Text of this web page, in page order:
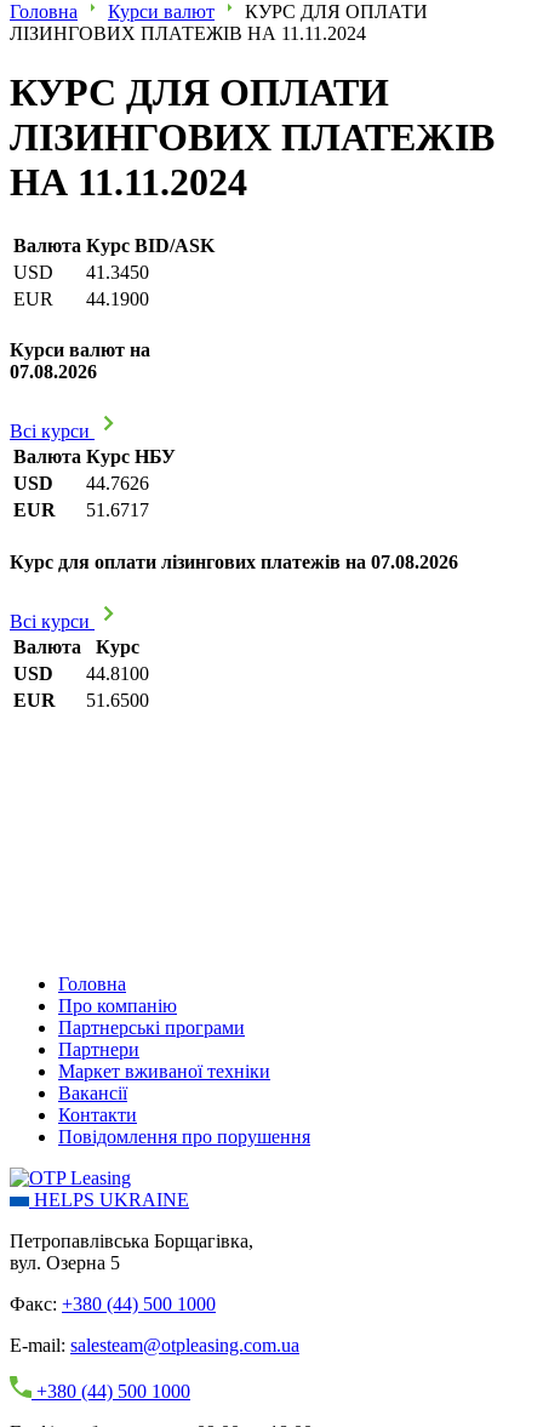
Головна Курси валют
КУРС ДЛЯ ОПЛАТИ
ЛІЗИНГОВИХ ПЛАТЕЖІВ НА 11.11.2024
КУРС ДЛЯ ОПЛАТИ
ЛІЗИНГОВИХ ПЛАТЕЖІВ
НА 11.11.2024
Валюта Курс BID/ASK
USD
41.3450
EUR
44.1900
Курси валют на
07.08.2026
Всі курси
Валюта Курс НБУ
USD
44.7626
EUR
51.6717
Курс для оплати лізингових платежів на 07.08.2026
Всі курси
Валюта
Курс
USD
44.8100
EUR
51.6500
Головна
Про компанію
Партнерські програми
Партнери
Маркет вживаної техніки
Вакансії
Контакти
Повідомлення про порушення
HELPS UKRAINE
Петропавлівська Борщагівка,
вул. Озерна 5
Факс: +380 (44) 500 1000
E-mail: salesteam@otpleasing.com.ua
+380 (44) 500 1000